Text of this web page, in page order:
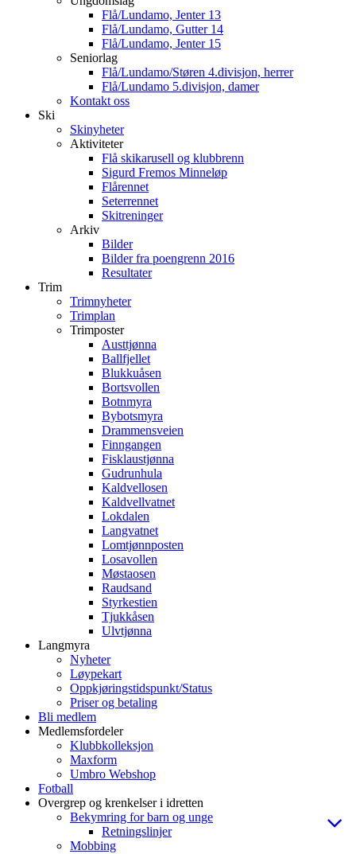
Flå/Lundamo, Jenter 13
Flå/Lundamo, Gutter 14
Flå/Lundamo, Jenter 15
Seniorlag
Flå/Lundamo/Støren 4.divisjon, herrer
Flå/Lundamo 5.divisjon, damer
Kontakt oss
Ski
Skinyheter
Aktiviteter
Flå skikarusell og klubbrenn
Sigurd Fremos Minneløp
Flårennet
Seterrennet
Skitreninger
Arkiv
Bilder
Bilder fra poengrenn 2016
Resultater
Trim
Trimnyheter
Trimplan
Trimposter
Austtjønna
Ballfjellet
Blukkuåsen
Bortsvollen
Botnmyra
Bybotsmyra
Drammensveien
Finngangen
Fisklaustjønna
Gudrunhula
Kaldvellosen
Kaldvellvatnet
Lokdalen
Langvatnet
Lomtjønnposten
Losavollen
Møstaosen
Raudsand
Styrkestien
Tjukkåsen
Ulvtjønna
Langmyra
Nyheter
Løypekart
Oppkjøringstidspunkt/Status
Priser og betaling
Bli medlem
Medlemsfordeler
Klubbkolleksjon
Maxform
Umbro Webshop
Fotball
Overgrep og krenkelser i idretten
Bekymring for barn og unge
Retningslinjer
Mobbing